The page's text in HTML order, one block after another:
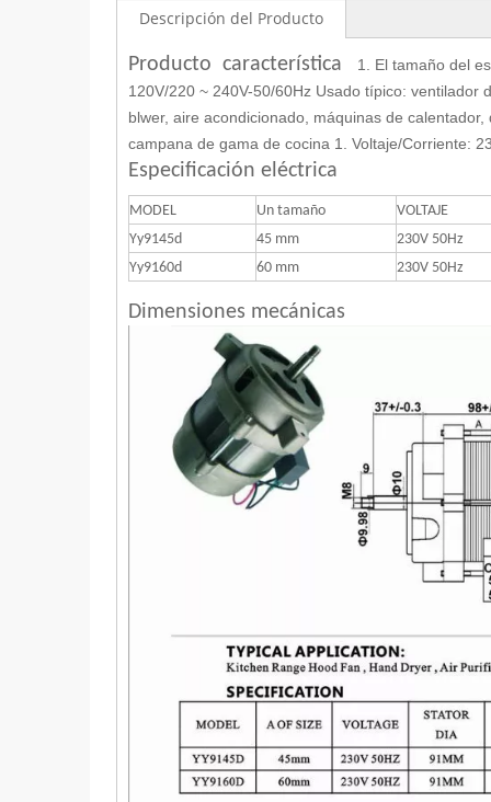
Descripción del Producto
Producto característica
1. El tamaño del
120V/220 ~ 240V-50/60Hz Usado típico: ventilador
blwer, aire acondicionado, máquinas de
campana de gama de cocina 1. Voltaje/Corriente:
Especificación eléctrica
MODEL Un tamaño VOLTAJE
Yy9145d
45 mm 230V 50Hz
Yy9160d
60 mm 230V 50Hz
Dimensiones mecánicas